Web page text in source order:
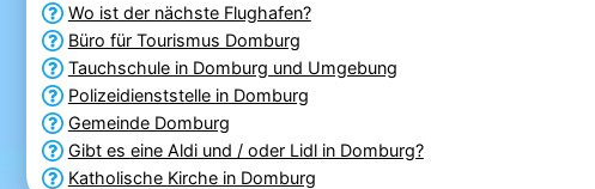
Wo ist der nächste Flughafen?
Büro für Tourismus Domburg
Tauchschule in Domburg und Umgebung
Polizeidienststelle in Domburg
Gemeinde Domburg
Gibt es eine Aldi und / oder Lidl in Domburg?
Katholische Kirche in Domburg